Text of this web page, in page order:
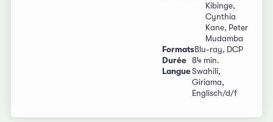
Kibinge,
Cynthia
Kane, Peter
Mudamba
FormatsBlu-ray, DCP
Durée 84 min.
LangueSwahili,
Giriama,
Englisch/d/f